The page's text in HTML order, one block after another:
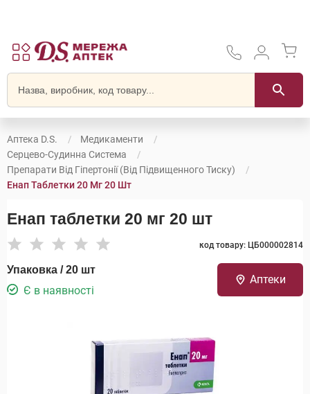
Аптека D.S.
Медикаменти
Серцево-Судинна Система
Препарати Від Гіпертонії (від Підвищенного Тиску)
Енап Таблетки 20 Мг 20 Шт
Енап таблетки 20 мг 20 шт
код товару: ЦБ000002814
Упаковка / 20 шт
Є в наявності
Аптеки